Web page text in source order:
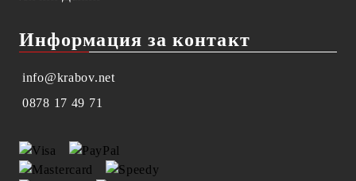
Информация за контакт
info@krabov.net
0878 17 49 71